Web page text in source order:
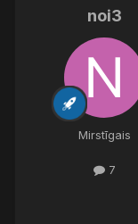
noi3
Mirstīgais
7